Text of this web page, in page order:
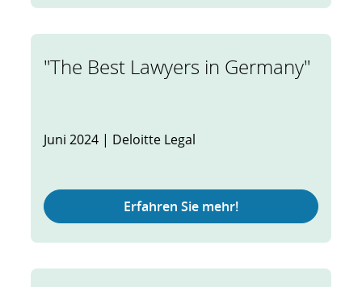
"The Best Lawyers in Germany"
Juni 2024 | Deloitte Legal
Erfahren Sie mehr!